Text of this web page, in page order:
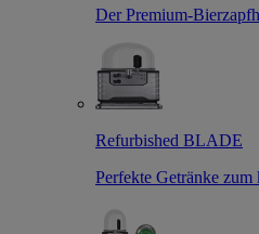
Der Premium-
Refurbished BLADE
Perfekte Getränke zum